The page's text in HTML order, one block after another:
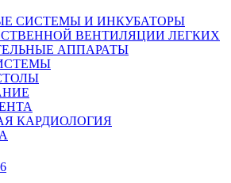
СИСТЕМЫ И ИНКУБАТОРЫ
ВЕНТИЛЯЦИИ ЛЕГКИХ
АППАРАТЫ
КАРДИОЛОГИЯ